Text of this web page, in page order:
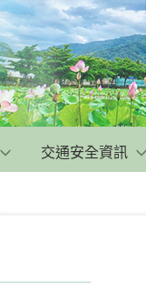
交通安全資訊